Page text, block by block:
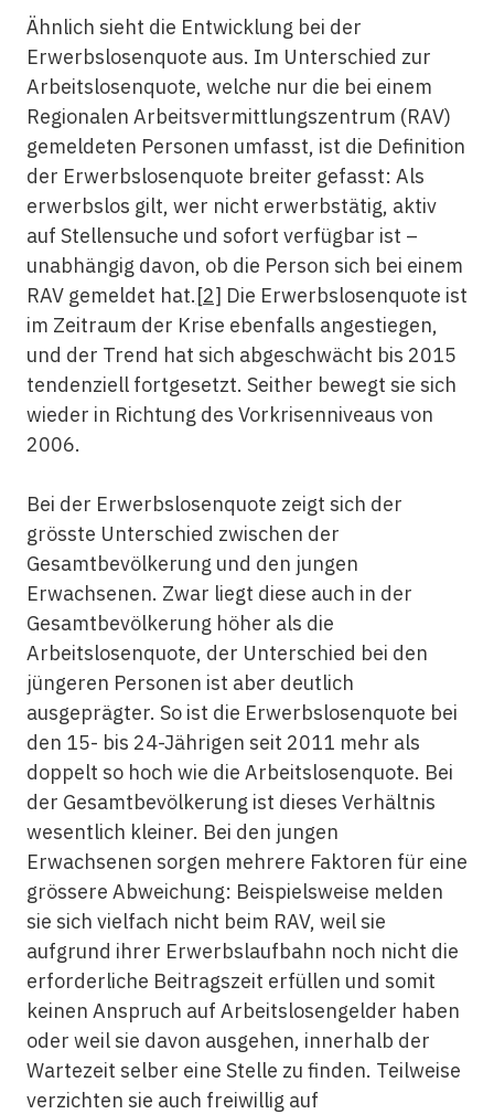
Ähnlich sieht die Entwicklung bei der
Erwerbslosenquote aus. Im Unterschied zur
Arbeitslosenquote, welche nur die bei einem
Regionalen Arbeitsvermittlungszentrum (RAV)
gemeldeten Personen umfasst, ist die Definition
der Erwerbslosenquote breiter gefasst: Als
erwerbslos gilt, wer nicht erwerbstätig, aktiv
auf Stellensuche und sofort verfügbar ist –
unabhängig davon, ob die Person sich bei einem
RAV gemeldet hat.[2] Die Erwerbslosenquote ist
im Zeitraum der Krise ebenfalls angestiegen,
und der Trend hat sich abgeschwächt bis 2015
tendenziell fortgesetzt. Seither bewegt sie sich
wieder in Richtung des Vorkrisenniveaus von
2006.
Bei der Erwerbslosenquote zeigt sich der
grösste Unterschied zwischen der
Gesamtbevölkerung und den jungen
Erwachsenen. Zwar liegt diese auch in der
Gesamtbevölkerung höher als die
Arbeitslosenquote, der Unterschied bei den
jüngeren Personen ist aber deutlich
ausgeprägter. So ist die Erwerbslosenquote bei
den 15- bis 24-Jährigen seit 2011 mehr als
doppelt so hoch wie die Arbeitslosenquote. Bei
der Gesamtbevölkerung ist dieses Verhältnis
wesentlich kleiner. Bei den jungen
Erwachsenen sorgen mehrere Faktoren für eine
grössere Abweichung: Beispielsweise melden
sie sich vielfach nicht beim RAV, weil sie
aufgrund ihrer Erwerbslaufbahn noch nicht die
erforderliche Beitragszeit erfüllen und somit
keinen Anspruch auf Arbeitslosengelder haben
oder weil sie davon ausgehen, innerhalb der
Wartezeit selber eine Stelle zu finden. Teilweise
verzichten sie auch freiwillig auf